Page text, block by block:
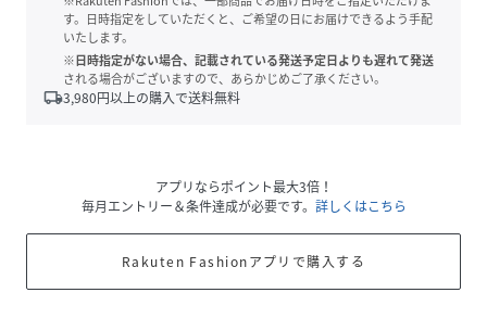
す。日時指定をしていただくと、ご希望の日にお届けできるよう手配
いたします。
※日時指定がない場合、記載されている発送予定日よりも遅れて発送
される場合がございますので、あらかじめご了承ください。
local_shipping3,980円以上の購入で送料無料
アプリならポイント最大3倍！
毎月エントリー＆条件達成が必要です。 詳しくはこちら
Rakuten Fashionアプリで購入する